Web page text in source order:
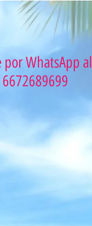
por WhatsApp al
6672689699